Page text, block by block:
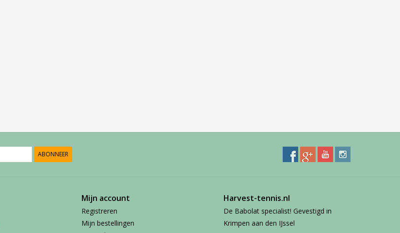
ABONNEER
Mijn account
Registreren
Mijn bestellingen
Harvest-tennis.nl
De Babolat specialist! Gevestigd in
Krimpen aan den IJssel